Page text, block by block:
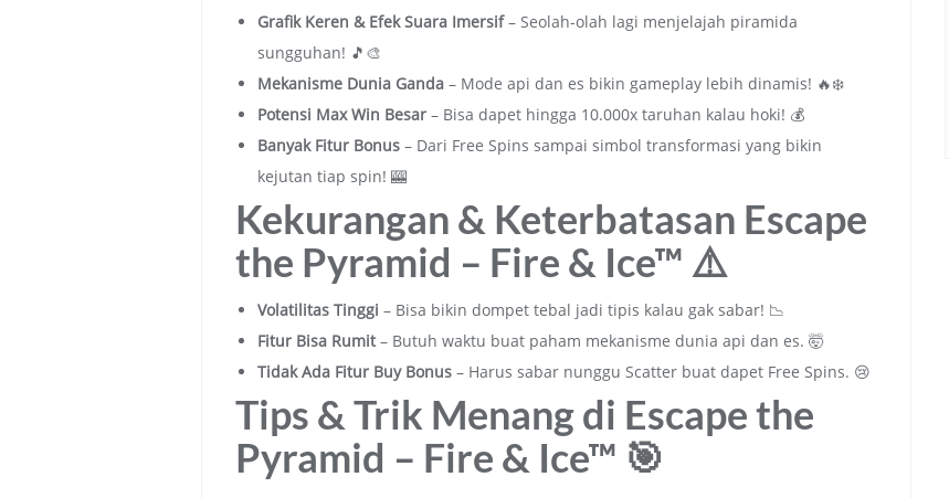
Grafik Keren & Efek Suara Imersif– Seolah-olah lagi menjelajah piramida
sungguhan! 🎵🎨
Mekanisme Dunia Ganda – Mode api dan es bikin gameplay lebih dinamis! 🔥❄️
Potensi Max Win Besar – Bisa dapet hingga 10.000x taruhan kalau hoki! 💰
Banyak Fitur Bonus – Dari Free Spins sampai simbol transformasi yang bikin
kejutan tiap spin! 🎰
Kekurangan & Keterbatasan Escape
the Pyramid – Fire & Ice™ ⚠️
Volatilitas Tinggi – Bisa bikin dompet tebal jadi tipis kalau gak sabar! 📉
Fitur Bisa Rumit– Butuh waktu buat paham mekanisme dunia api dan es. 🤯
Tidak Ada Fitur Buy Bonus – Harus sabar nunggu Scatter buat dapet Free Spins. 😢
Tips & Trik Menang di Escape the
Pyramid – Fire & Ice™ 🎯